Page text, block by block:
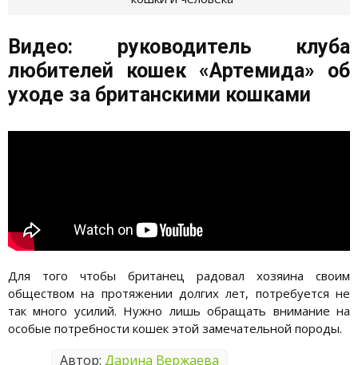
Видео: руководитель клуба
любителей кошек «Артемида» об
уходе за британскими кошками
Для того чтобы британец радовал хозяина своим
обществом на протяжении долгих лет, потребуется не
так много усилий. Нужно лишь обращать внимание на
особые потребности кошек этой замечательной породы.
Автор: Дарина Вержаева